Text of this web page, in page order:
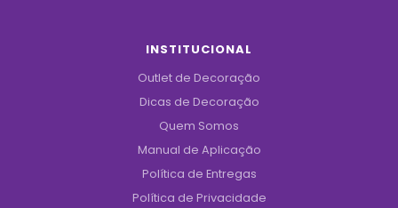
INSTITUCIONAL
Outlet de Decoração
Dicas de Decoração
Quem Somos
Manual de Aplicação
Política de Entregas
Política de Privacidade